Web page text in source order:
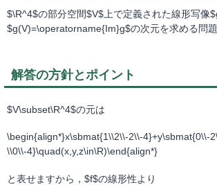
$\R^4$の部分空間$V$上で定義された線形写像
$g(V)=\operatorname{Im}g$の次元を求める問題
解答の方針とポイント
$V\subset\R^4$の元は
\begin{align*}x\sbmat{1\\2\\-2\\-4}+y\sbmat{0\\-
\\0\\-4}\quad(x,y,z\in\R)\end{align*}
と表せますから，$f$の線形性より